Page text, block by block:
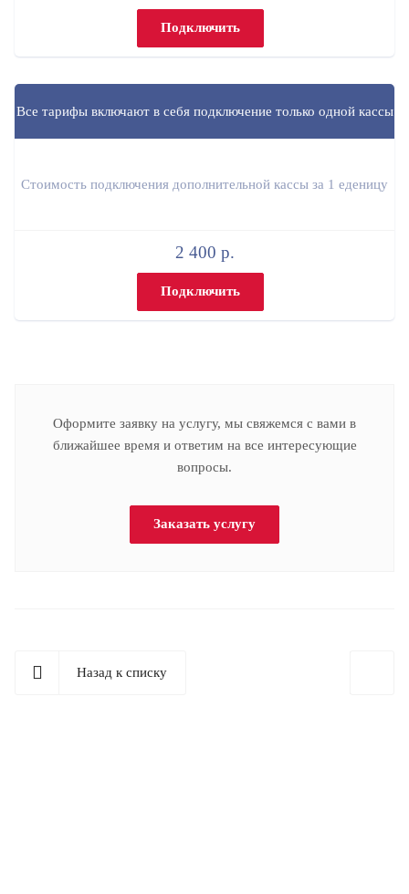
Подключить
Все тарифы включают в себя подключение только одной кассы
Стоимость подключения дополнительной кассы за 1 еденицу
2 400 р.
Подключить
Оформите заявку на услугу, мы свяжемся с вами в
ближайшее время и ответим на все интересующие
вопросы.
Заказать услугу
Назад к списку